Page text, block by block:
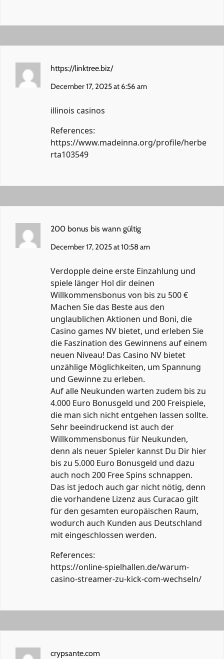
https://linktree.biz/
December 17, 2025 at 6:56 am
illinois casinos
References:
https://www.madeinna.org/profile/herbe
rta103549
200 bonus bis wann gültig
December 17, 2025 at 10:58 am
Verdopple deine erste Einzahlung und
spiele länger Hol dir deinen
Willkommensbonus von bis zu 500 €
Machen Sie das Beste aus den
unglaublichen Aktionen und Boni, die
Casino games NV bietet, und erleben Sie
die Faszination des Gewinnens auf einem
neuen Niveau! Das Casino NV bietet
unzählige Möglichkeiten, um Spannung
und Gewinne zu erleben.
Auf alle Neukunden warten zudem bis zu
4.000 Euro Bonusgeld und 200 Freispiele,
die man sich nicht entgehen lassen sollte.
Sehr beeindruckend ist auch der
Willkommensbonus für Neukunden,
denn als neuer Spieler kannst Du Dir hier
bis zu 5.000 Euro Bonusgeld und dazu
auch noch 200 Free Spins schnappen.
Das ist jedoch auch gar nicht nötig, denn
die vorhandene Lizenz aus Curacao gilt
für den gesamten europäischen Raum,
wodurch auch Kunden aus Deutschland
mit eingeschlossen werden.
References:
https://online-spielhallen.de/warum-
casino-streamer-zu-kick-com-wechseln/
crypsante.com